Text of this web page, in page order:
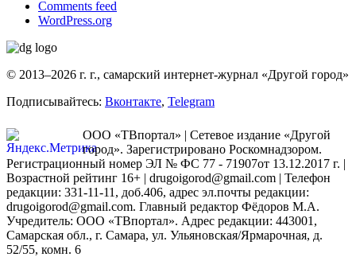
Comments feed
WordPress.org
© 2013–2026 г. г., самарский интернет-журнал «Другой город»
Подписывайтесь: Вконтакте, Telegram
ООО «ТВпортал» | Сетевое издание «Другой
город». Зарегистрировано Роскомнадзором.
Регистрационный номер ЭЛ № ФС 77 - 71907от 13.12.2017 г. |
Возрастной рейтинг 16+ | drugoigorod@gmail.com | Телефон
редакции: 331-11-11, доб.406, адрес эл.почты редакции:
drugoigorod@gmail.com. Главный редактор Фёдоров М.А.
Учредитель: ООО «ТВпортал». Адрес редакции: 443001,
Самарская обл., г. Самара, ул. Ульяновская/Ярмарочная, д.
52/55, комн. 6